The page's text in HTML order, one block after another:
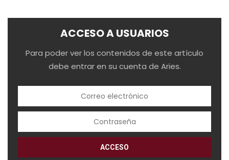
ACCESO A USUARIOS
Para poder ver los contenidos de este artículo
debe entrar en su cuenta de Aries.